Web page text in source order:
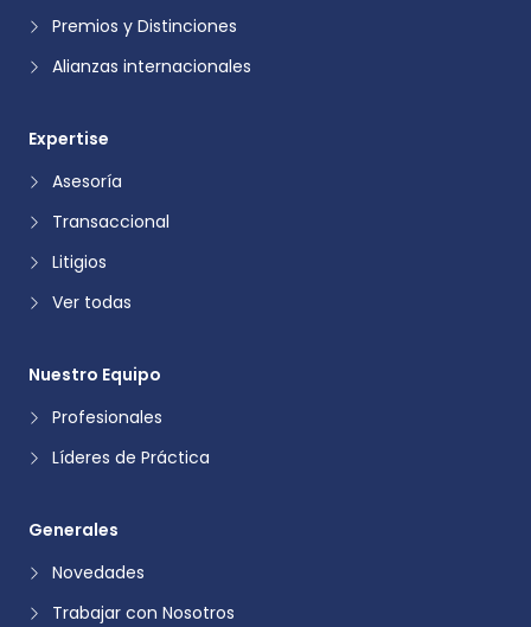
Premios y Distinciones
Alianzas internacionales
Expertise
Asesoría
Transaccional
Litigios
Ver todas
Nuestro Equipo
Profesionales
Líderes de Práctica
Generales
Novedades
Trabajar con Nosotros